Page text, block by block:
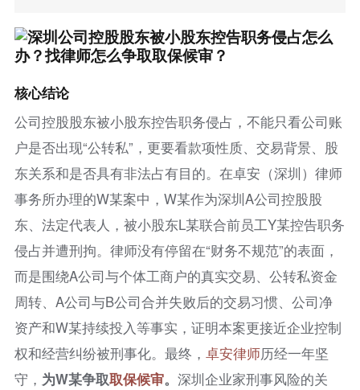
核心结论
公司控股股东被小股东控告职务侵占，不能只看公司账
户是否出现“公转私”，更要看款项性质、交易背景、股
东关系和是否具有非法占有目的。在卓安（深圳）律师
事务所办理的W某案中，W某作为深圳A公司控股股
东、法定代表人，被小股东L某联合前员工Y某控告职务
侵占并遭刑拘。律师没有停留在“财务不规范”的表面，
而是围绕A公司与个体工商户的真实交易、公转私资金
周转、A公司与B公司合并失败后的交易习惯、公司净
资产和W某持续投入等事实，证明本案更接近企业控制
权和经营纠纷被刑事化。最终， 卓安律师历经一年坚
守， 为W某争取取保候审。 深圳企业家刑事风险的关